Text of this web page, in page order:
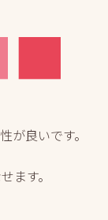
■
が良いです。
ます。